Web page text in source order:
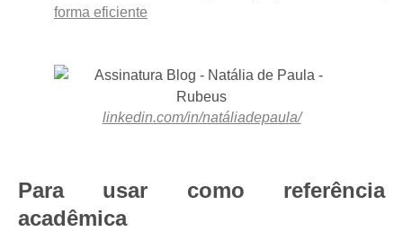
forma eficiente
linkedin.com/in/natáliadepaula/
Para usar como referência
acadêmica